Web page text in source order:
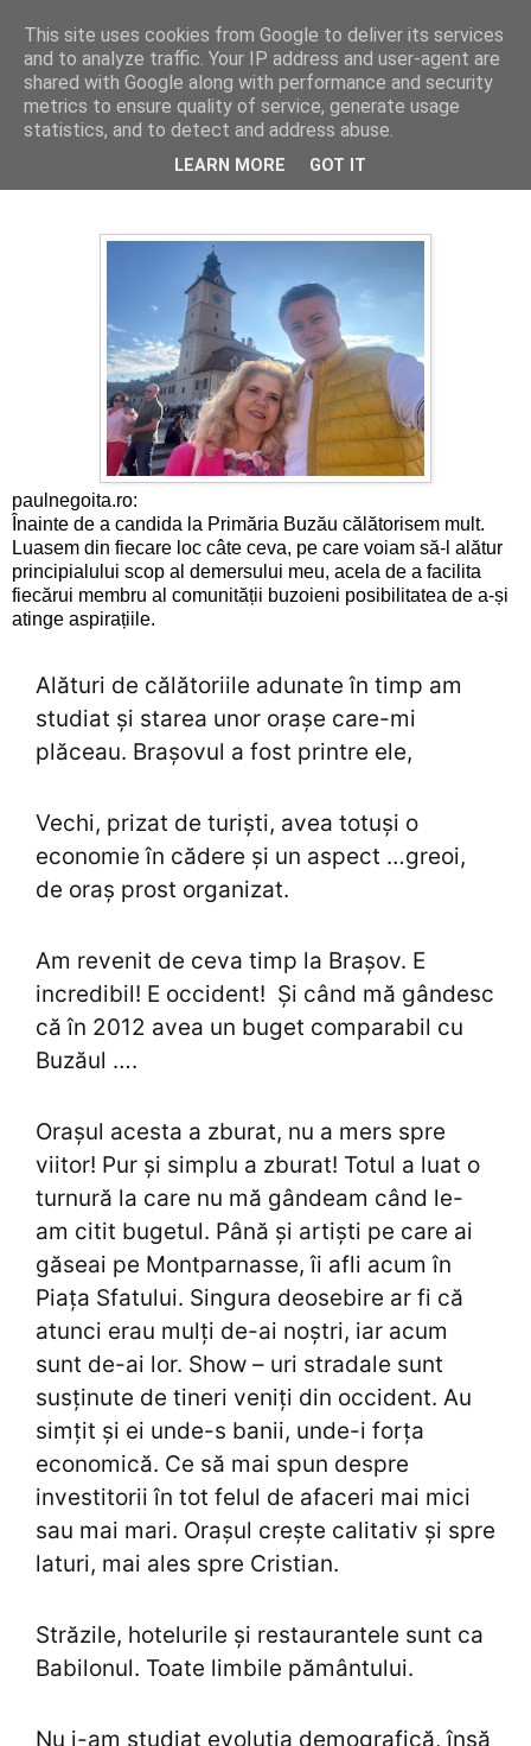
Cronici
Brașov versus Buzău
paulnegoita.ro:
Înainte de a candida la Primăria Buzău călătorisem mult.
Luasem din fiecare loc câte ceva, pe care voiam să-l alătur
principialului scop al demersului meu, acela de a facilita
fiecărui membru al comunității buzoieni posibilitatea de a-și
atinge aspirațiile.
Alături de călătoriile adunate în timp am
studiat și starea unor orașe care-mi
plăceau. Brașovul a fost printre ele,
Vechi, prizat de turiști, avea totuși o
economie în cădere și un aspect …greoi,
de oraș prost organizat.
Am revenit de ceva timp la Brașov. E
incredibil! E occident! Și când mă gândesc
că în 2012 avea un buget comparabil cu
Buzăul ….
Orașul acesta a zburat, nu a mers spre
viitor! Pur și simplu a zburat! Totul a luat o
turnură la care nu mă gândeam când le-
am citit bugetul. Până și artiști pe care ai
găseai pe Montparnasse, îi afli acum în
Piața Sfatului. Singura deosebire ar fi că
atunci erau mulți de-ai noștri, iar acum
sunt de-ai lor. Show – uri stradale sunt
susținute de tineri veniți din occident. Au
simțit și ei unde-s banii, unde-i forța
economică. Ce să mai spun despre
investitorii în tot felul de afaceri mai mici
sau mai mari. Orașul crește calitativ și spre
laturi, mai ales spre Cristian.
Străzile, hotelurile și restaurantele sunt ca
Babilonul. Toate limbile pământului.
Nu i-am studiat evoluția demografică, însă
This site uses cookies from Google to deliver its services
and to analyze traffic. Your IP address and user-agent are
shared with Google along with performance and security
metrics to ensure quality of service, generate usage
statistics, and to detect and address abuse.
LEARN MORE GOT IT